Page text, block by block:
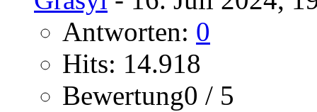
Antworten: 0
Hits: 14.918
Bewertung0 / 5